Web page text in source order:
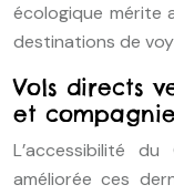
écologique mérite
destinations de
Vols directs
et
L’accessibilité
améliorée ces